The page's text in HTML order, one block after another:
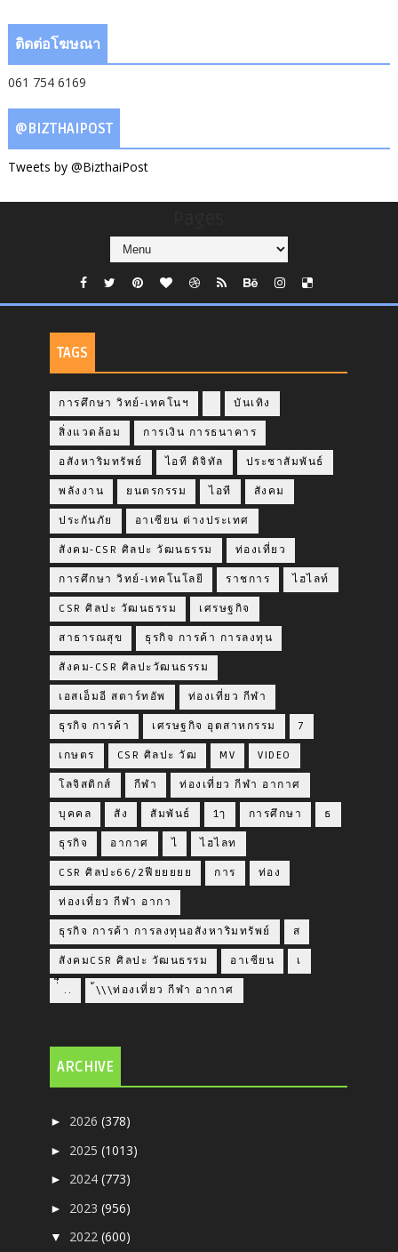
ติดต่อโฆษณา
061 754 6169
@BIZTHAIPOST
Tweets by @BizthaiPost
TAGS
การศึกษา วิทย์-เทคโนฯ บันเทิง
สิ่งแวดล้อม การเงิน การธนาคาร
อสังหาริมทรัพย์ ไอที ดิจิทัล ประชาสัมพันธ์
พลังงาน ยนตรกรรม ไอที สังคม
ประกันภัย อาเซียน ต่างประเทศ
สังคม-CSR ศิลปะ วัฒนธรรม ท่องเที่ยว
การศึกษา วิทย์-เทคโนโลยี ราชการ ไฮไลท์
CSR ศิลปะ วัฒนธรรม เศรษฐกิจ
สาธารณสุข ธุรกิจ การค้า การลงทุน
สังคม-CSR ศิลปะวัฒนธรรม
เอสเอ็มอี สตาร์ทอัพ ท่องเที่ยว กีฬา
ธุรกิจ การค้า เศรษฐกิจ อุตสาหกรรม 7
เกษตร CSR ศิลปะ วัฒ MV VIDEO
โลจิสติกส์ กีฬา ท่องเที่ยว กีฬา อากาศ
บุคคล สัง สัมพันธ์ 1ๅ การศึกษา ธ
ธุรกิจ อากาศ ไ ไฮไลท
CSR ศิลปะ66/2ฟียยยยย การ ท่อง
ท่องเที่ยว กีฬา อากา
ธุรกิจ การค้า การลงทุนอสังหาริมทรัพย์ ส
สังคมCSR ศิลปะ วัฒนธรรม อาเซียน เ
่่ื​ .. ้\\\ท่องเที่ยว กีฬา อากาศ
ARCHIVE
► 2026(378)
► 2025(1013)
► 2024(773)
► 2023(956)
▼ 2022(600)